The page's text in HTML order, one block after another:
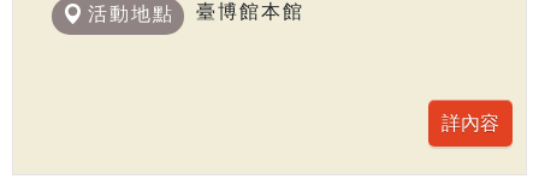
活動地點 臺博館本館